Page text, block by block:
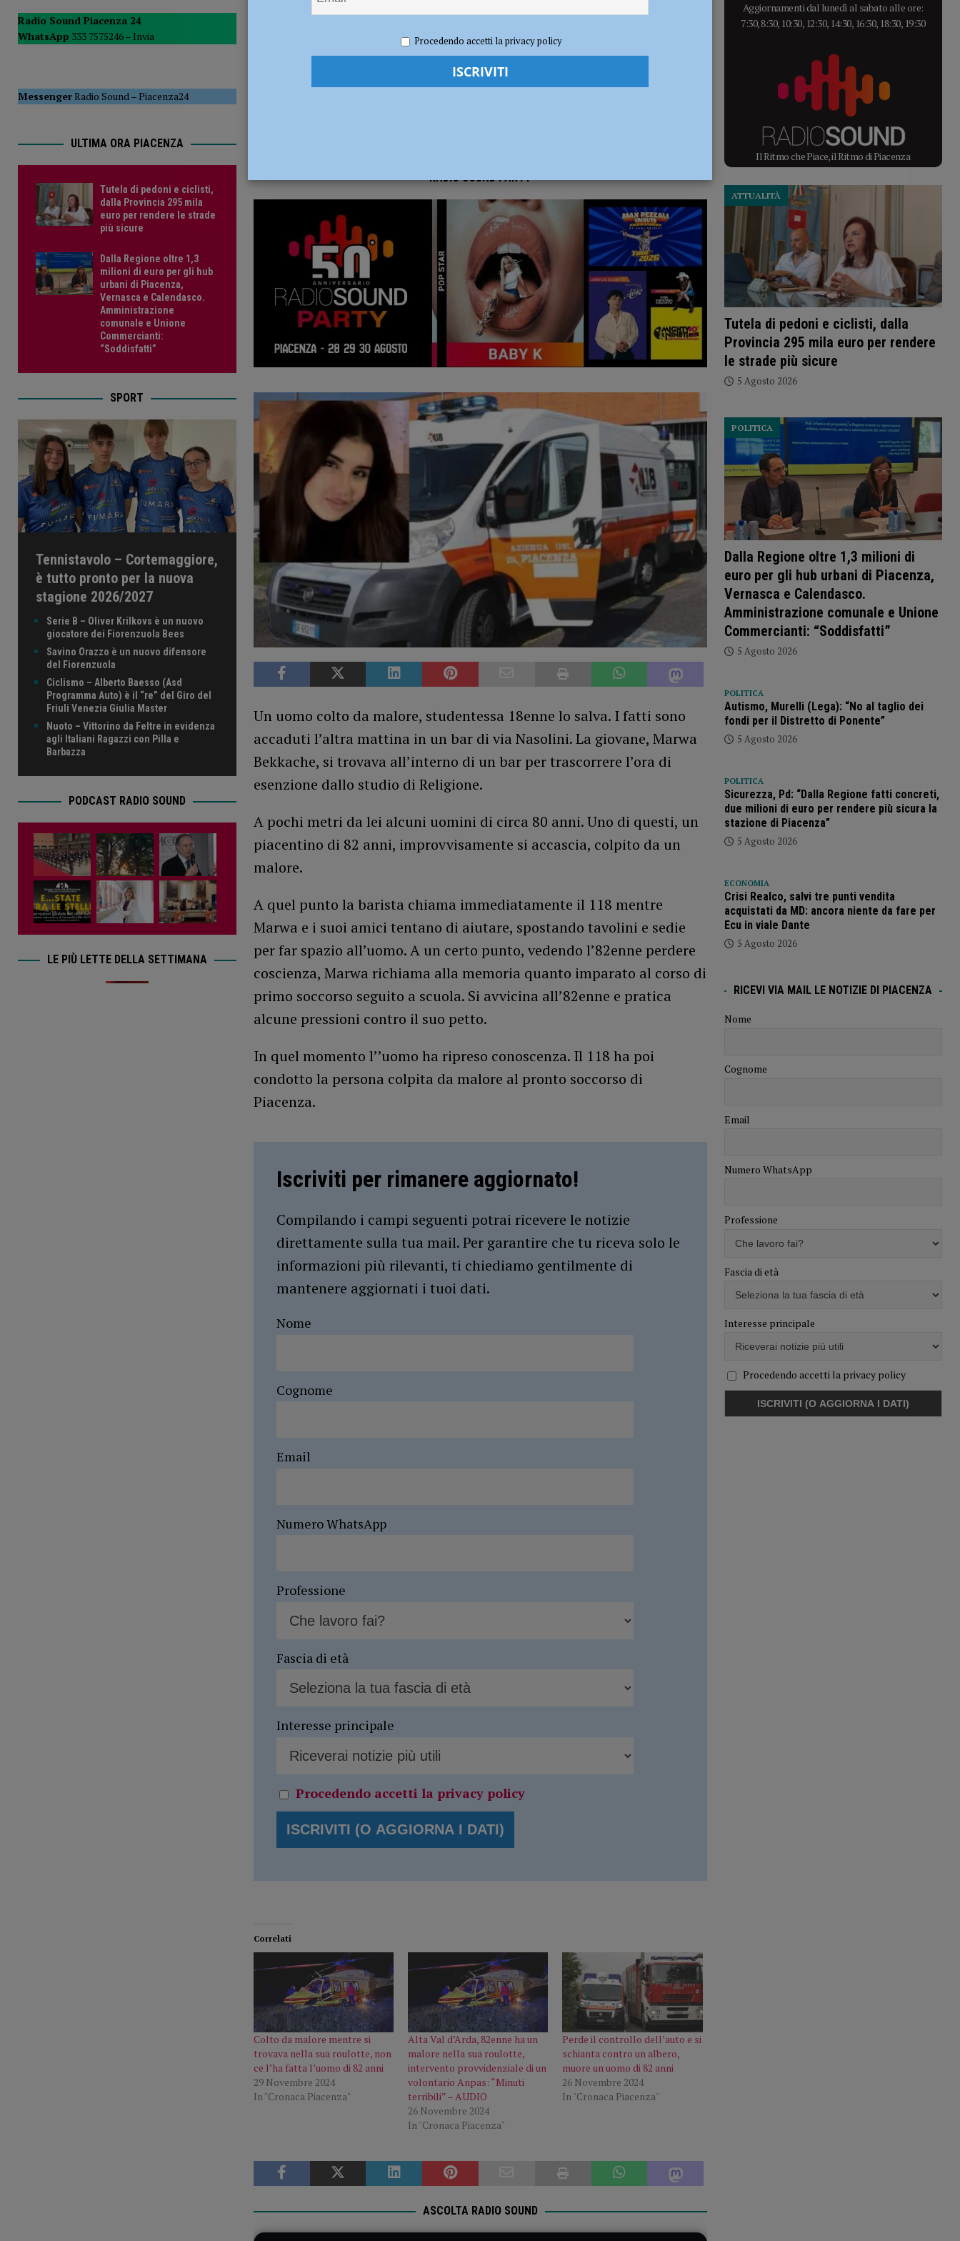
POLITICA
[ 5 Agosto 2026 ] Caldo estremo e asili nido, Tagliaferri (FdI): “Verificare subito la situazione nella provincia di Piacenza”
RADIO SOUND PARTY
Un uomo colto da malore, studentessa 18enne lo salva. I fatti sono
accaduti l’altra mattina in un bar di via Nasolini. La giovane, Marwa
Bekkache, si trovava all’interno di un bar per trascorrere l’ora di
esenzione dallo studio di Religione.
A pochi metri da lei alcuni uomini di circa 80 anni. Uno di questi, un
piacentino di 82 anni, improvvisamente si accascia, colpito da un
malore.
A quel punto la barista chiama immediatamente il 118 mentre
Marwa e i suoi amici tentano di aiutare, spostando tavolini e sedie
per far spazio all’uomo. A un certo punto, vedendo l’82enne perdere
coscienza, Marwa richiama alla memoria quanto imparato al corso di
primo soccorso seguito a scuola. Si avvicina all’82enne e pratica
alcune pressioni contro il suo petto.
In quel momento l’’uomo ha ripreso conoscenza. Il 118 ha poi
condotto la persona colpita da malore al pronto soccorso di
Piacenza.
Iscriviti per rimanere aggiornato!
Compilando i campi seguenti potrai ricevere le notizie
direttamente sulla tua mail. Per garantire che tu riceva solo le
informazioni più rilevanti, ti chiediamo gentilmente di
mantenere aggiornati i tuoi dati.
Nome
Cognome
Email
Numero WhatsApp
Professione
Fascia di età
Interesse principale
Procedendo accetti la privacy policy
Correlati
Colto da malore mentre si
trovava nella sua roulotte, non
ce l’ha fatta l’uomo di 82 anni
29 Novembre 2024
In "Cronaca Piacenza"
Alta Val d’Arda, 82enne ha un
malore nella sua roulotte,
intervento provvidenziale di un
volontario Anpas: “Minuti
terribili” – AUDIO
26 Novembre 2024
In "Cronaca Piacenza"
Perde il controllo dell’auto e si
schianta contro un albero,
muore un uomo di 82 anni
26 Novembre 2024
In "Cronaca Piacenza"
ASCOLTA RADIO SOUND
Radio Sound Piacenza 24
WhatsApp 333 7575246 – Invia
MessengerRadio Sound–Piacenza24
ULTIMA ORA PIACENZA
Tutela di pedoni e ciclisti,
dalla Provincia 295 mila
euro per rendere le strade
più sicure
Dalla Regione oltre 1,3
milioni di euro per gli hub
urbani di Piacenza,
Vernasca e Calendasco.
Amministrazione
comunale e Unione
Commercianti:
“Soddisfatti”
SPORT
Tennistavolo – Cortemaggiore,
è tutto pronto per la nuova
stagione 2026/2027
Serie B – Oliver Krilkovs è un nuovo
giocatore dei Fiorenzuola Bees
Savino Orazzo è un nuovo difensore
del Fiorenzuola
Ciclismo – Alberto Baesso (Asd
Programma Auto) è il “re” del Giro del
Friuli Venezia Giulia Master
Nuoto – Vittorino da Feltre in evidenza
agli Italiani Ragazzi con Pilla e
Barbazza
PODCAST RADIO SOUND
LE PIÙ LETTE DELLA SETTIMANA
Aggiornamenti dal lunedì al sabato alle ore:
7:30, 8:30, 10:30, 12:30, 14:30, 16:30, 18:30, 19:30
Il Ritmo che Piace, il Ritmo di Piacenza
Tutela di pedoni e ciclisti, dalla
Provincia 295 mila euro per rendere
le strade più sicure
ATTUALITÀ
5 Agosto 2026
Dalla Regione oltre 1,3 milioni di
euro per gli hub urbani di Piacenza,
Vernasca e Calendasco.
Amministrazione comunale e Unione
Commercianti: “Soddisfatti”
POLITICA
5 Agosto 2026
POLITICA
Autismo, Murelli (Lega): “No al taglio dei
fondi per il Distretto di Ponente”
5 Agosto 2026
POLITICA
Sicurezza, Pd: “Dalla Regione fatti concreti,
due milioni di euro per rendere più sicura la
stazione di Piacenza”
5 Agosto 2026
ECONOMIA
Crisi Realco, salvi tre punti vendita
acquistati da MD: ancora niente da fare per
Ecu in viale Dante
5 Agosto 2026
RICEVI VIA MAIL LE NOTIZIE DI PIACENZA
Nome
Cognome
Email
Numero WhatsApp
Professione
Fascia di età
Interesse principale
Procedendo accetti la privacy policy
Procedendo accetti la privacy policy